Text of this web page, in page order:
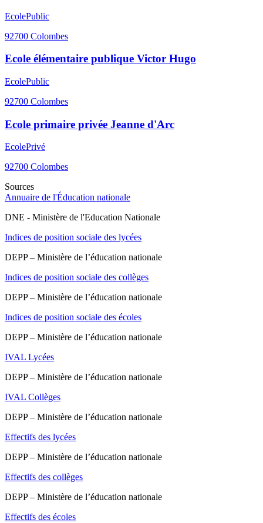
EcolePublic
92700 Colombes
Ecole élémentaire publique Victor Hugo
EcolePublic
92700 Colombes
Ecole primaire privée Jeanne d'Arc
EcolePrivé
92700 Colombes
Sources
Annuaire de l'Éducation nationale
DNE - Ministère de l'Education Nationale
Indices de position sociale des lycées
DEPP – Ministère de l’éducation nationale
Indices de position sociale des collèges
DEPP – Ministère de l’éducation nationale
Indices de position sociale des écoles
DEPP – Ministère de l’éducation nationale
IVAL Lycées
DEPP – Ministère de l’éducation nationale
IVAL Collèges
DEPP – Ministère de l’éducation nationale
Effectifs des lycées
DEPP – Ministère de l’éducation nationale
Effectifs des collèges
DEPP – Ministère de l’éducation nationale
Effectifs des écoles